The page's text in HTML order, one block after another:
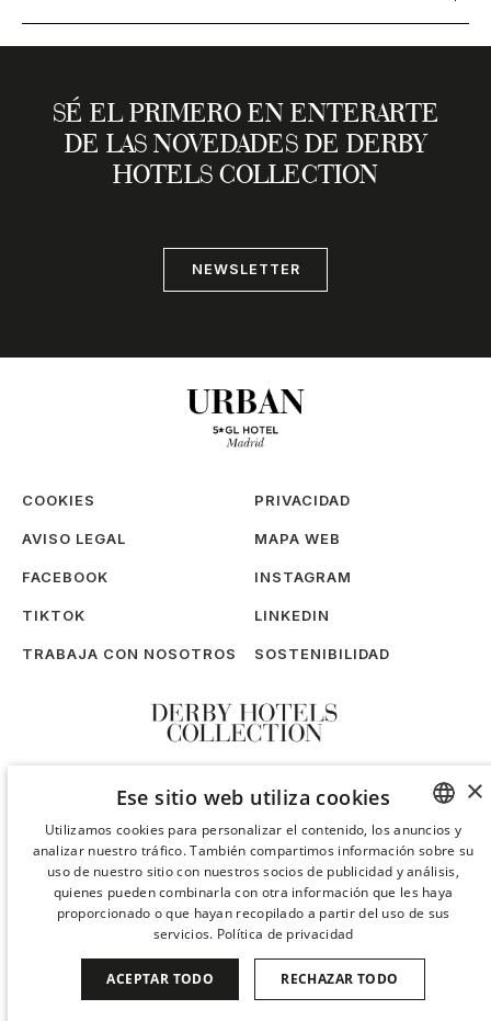
SÉ EL PRIMERO EN ENTERARTE
DE LAS NOVEDADES DE DERBY
HOTELS COLLECTION
NEWSLETTER
COOKIES PRIVACIDAD
AVISO LEGAL MAPA WEB
FACEBOOK INSTAGRAM
TIKTOK LINKEDIN
TRABAJA CON NOSOTROS SOSTENIBILIDAD
SPANISH
ENGLISH
GERMAN
FRENCH
×
Ese sitio web utiliza cookies
Utilizamos cookies para personalizar el contenido, los anuncios y
analizar nuestro tráfico. También compartimos información sobre su
uso de nuestro sitio con nuestros socios de publicidad y análisis,
quienes pueden combinarla con otra información que les haya
proporcionado o que hayan recopilado a partir del uso de sus
servicios. Política de privacidad
ACEPTAR TODO RECHAZAR TODO